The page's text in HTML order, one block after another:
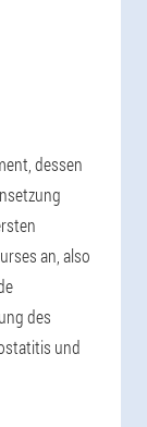
dessen
an, also
des
und